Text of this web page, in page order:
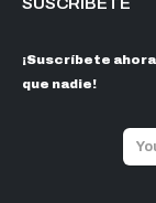
SUSCRÍBETE
¡Suscríbete
que nadie!